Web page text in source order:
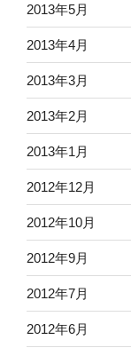
2013年5月
2013年4月
2013年3月
2013年2月
2013年1月
2012年12月
2012年10月
2012年9月
2012年7月
2012年6月